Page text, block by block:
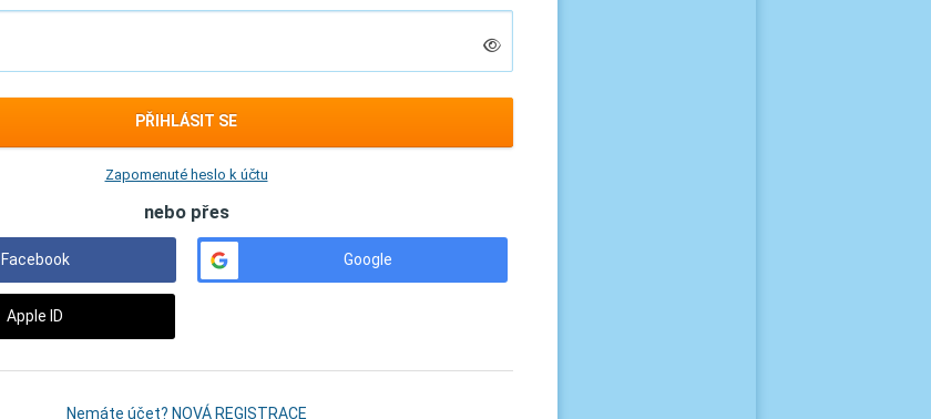
PŘIHLÁSIT SE
Zapomenuté heslo k účtu
nebo přes
Facebook Google
Apple ID
Nemáte účet? NOVÁ REGISTRACE